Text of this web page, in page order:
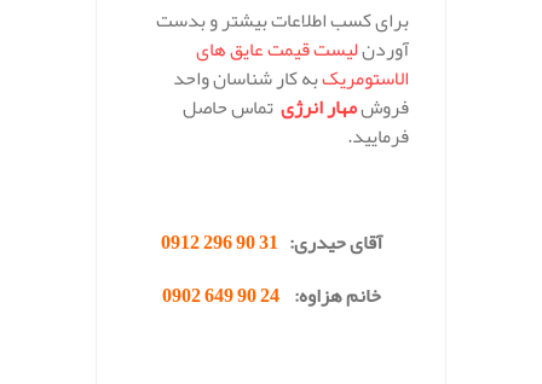
برای کسب اطلاعات بیشتر و بدست
آوردنلیست قیمت عایق های
الاستومریکبه کار شناسان واحد
فروشمهار انرژیتماس حاصل
فرمایید.
آقای حیدری: 31 90 296 0912
خانم هزاوه:24 90 649 0902